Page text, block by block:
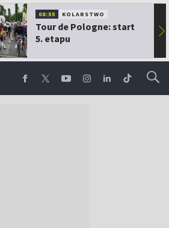
08:55 KOLARSTWO
Tour de Pologne: start
5. etapu
▶